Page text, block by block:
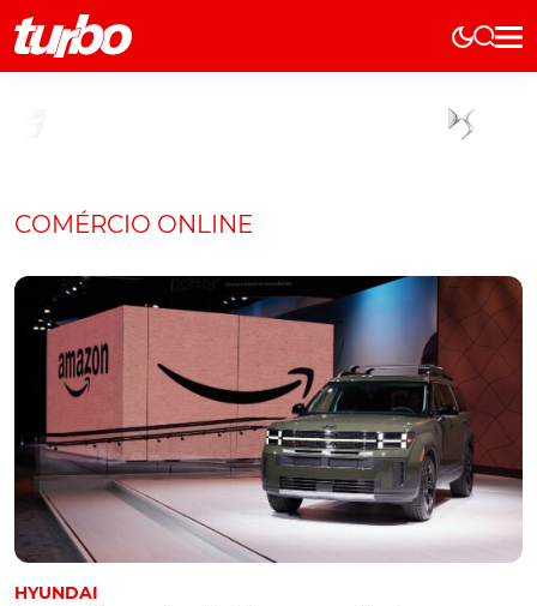
Elétricos
Testes
Marcas
Comerciais
Curiosidades
Elétricos
Testes
COMÉRCIO ONLINE
HYUNDAI